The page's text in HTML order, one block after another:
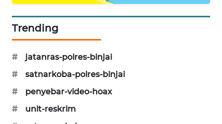
Trending
#
jatanras-polres-binjai
#
satnarkoba-polres-binjai
#
penyebar-video-hoax
#
unit-reskrim
FISUELRI
ID
ENERGI
CILEUNGSI